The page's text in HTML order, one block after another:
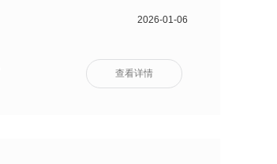
2026-01-06
查看详情